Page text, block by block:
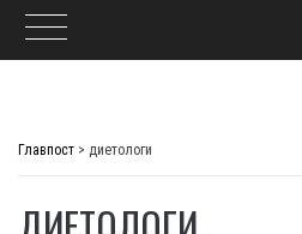
Главпост > диетологи